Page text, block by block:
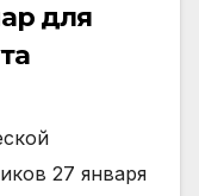
для
27 января